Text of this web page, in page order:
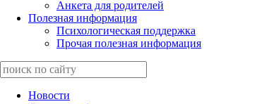
Анкета для родителей
Полезная информация
Психологическая поддержка
Прочая полезная информация
Новости